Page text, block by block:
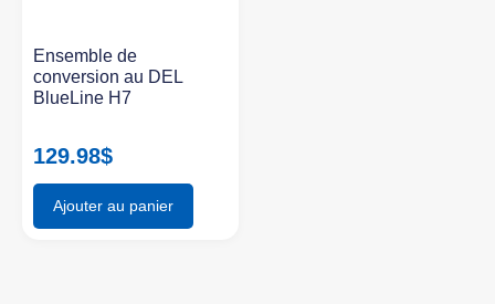
Ensemble de
conversion au DEL
BlueLine H7
129.98$
Ajouter au panier